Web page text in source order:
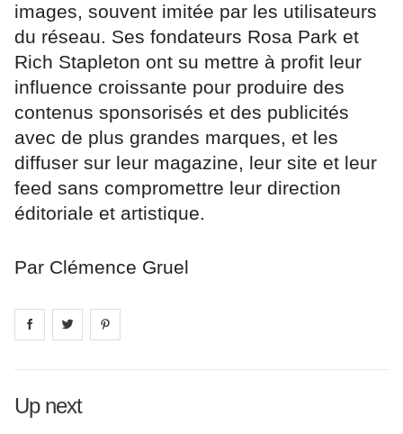
images, souvent imitée par les utilisateurs
du réseau. Ses fondateurs Rosa Park et
Rich Stapleton ont su mettre à profit leur
influence croissante pour produire des
contenus sponsorisés et des publicités
avec de plus grandes marques, et les
diffuser sur leur magazine, leur site et leur
feed sans compromettre leur direction
éditoriale et artistique.
Par Clémence Gruel
Share on facebook
Share on
Up next